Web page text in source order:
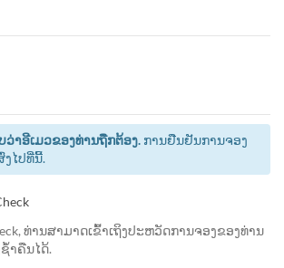
າອີເມວຂອງທ່ານຖືກຕ້ອງ. ການຢືນຢັນການຈອງ
ໄປທີ່ນີ້.
ທ່ານສາມາດເຂົ້າເຖິງປະຫວັດການຈອງຂອງທ່ານ
ຳຄືນໄດ້.